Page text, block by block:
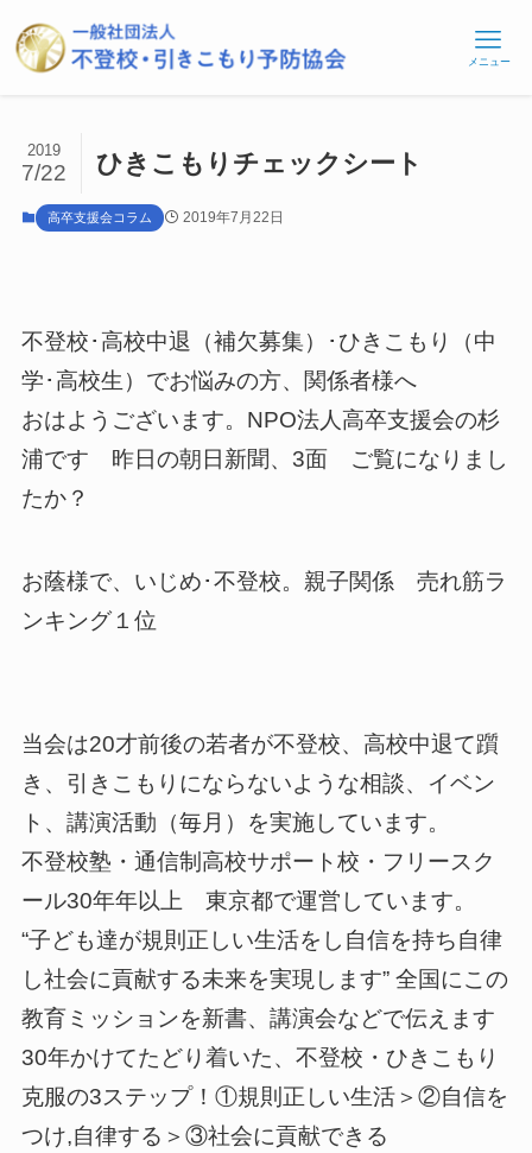
メニュー
ひきこもりチェックシート
2019
7/22
高卒支援会コラム 2019年7月22日
不登校･高校中退（補欠募集）･ひきこもり（中
学･高校生）でお悩みの方、関係者様へ
おはようございます。NPO法人高卒支援会の杉
浦です 昨日の朝日新聞、3面 ご覧になりまし
たか？
お蔭様で、いじめ･不登校。親子関係 売れ筋ラ
ンキング１位
当会は20才前後の若者が不登校、高校中退て躓
き、引きこもりにならないような相談、イベン
ト、講演活動（毎月）を実施しています。
不登校塾・通信制高校サポート校・フリースク
ール30年年以上 東京都で運営しています。
“子ども達が規則正しい生活をし自信を持ち自律
し社会に貢献する未来を実現します” 全国にこの
教育ミッションを新書、講演会などで伝えます
30年かけてたどり着いた、不登校・ひきこもり
克服の3ステップ！①規則正しい生活＞②自信を
つけ,自律する＞③社会に貢献できる